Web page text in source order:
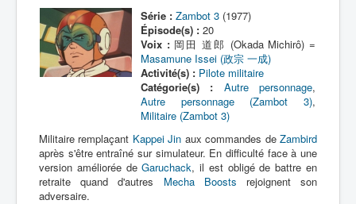
Série : Zambot 3(1977)
Épisode(s) :20
Voix :岡田 道郎 (Okada Michirô) =
Masamune Issei (政宗 一成)
Activité(s) : Pilote militaire
Catégorie(s) :
Autre personnage,
Autre personnage (Zambot 3),
Militaire (Zambot 3)
Militaire remplaçant Kappei Jin aux commandes deZambird
après s'être entraîné sur simulateur. En difficulté face à une
version améliorée deGaruchack, il est obligé de battre en
retraite quand d'autres Mecha Boosts rejoignent son
adversaire.